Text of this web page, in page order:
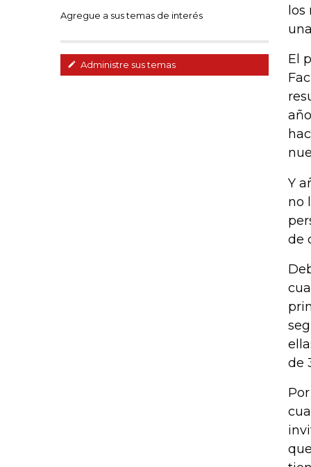
Agregue a sus temas de interés
Administre sus temas
El
Y
no
de
de